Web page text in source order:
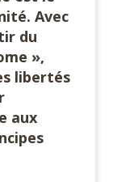
Avec
du
»,
libertés
aux